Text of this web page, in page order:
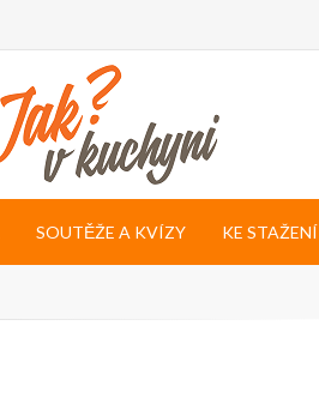
SOUTĚŽE A KVÍZY KE STAŽENÍ